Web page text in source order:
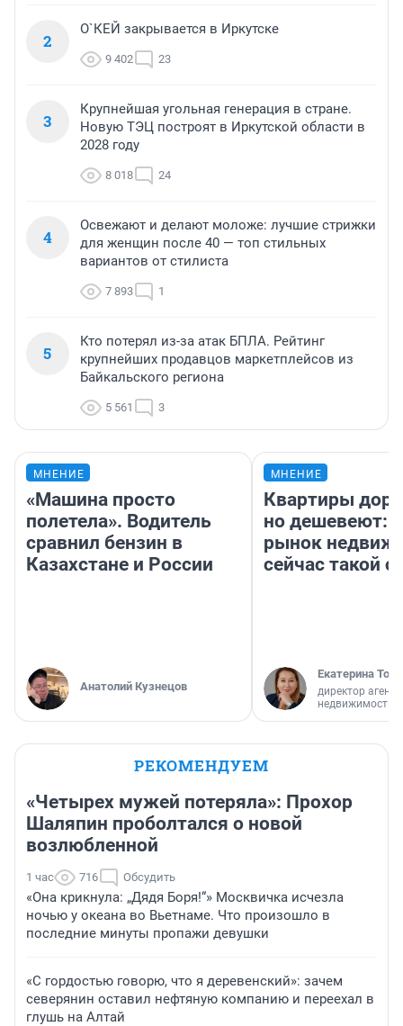
2
О`КЕЙ закрывается в Иркутске
9 402 23
3
Крупнейшая угольная генерация в стране.
Новую ТЭЦ построят в Иркутской области в
2028 году
8 018 24
4
Освежают и делают моложе: лучшие стрижки
для женщин после 40 — топ стильных
вариантов от стилиста
7 893 1
5
Кто потерял из-за атак БПЛА. Рейтинг
крупнейших продавцов маркетплейсов из
Байкальского региона
5 561 3
МНЕНИЕ
«Машина просто
полетела». Водитель
сравнил бензин в
Казахстане и России
Анатолий Кузнецов
МНЕНИЕ
Квартиры
но дешевеют:
рынок
сейчас такой
Екатерина
директор
недвижимости
РЕКОМЕНДУЕМ
«Четырех мужей потеряла»: Прохор
Шаляпин проболтался о новой
возлюбленной
1 час 716 Обсудить
«Она крикнула: „Дядя Боря!“» Москвичка исчезла
ночью у океана во Вьетнаме. Что произошло в
последние минуты пропажи девушки
«С гордостью говорю, что я деревенский»: зачем
северянин оставил нефтяную компанию и переехал в
глушь на Алтай